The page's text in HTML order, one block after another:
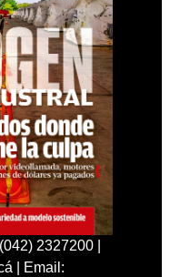
2327200 |
| Email: